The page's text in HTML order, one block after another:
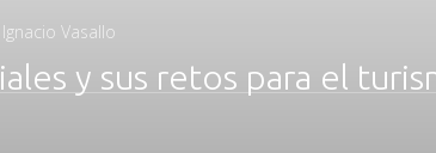
Vasallo
y sus retos para el